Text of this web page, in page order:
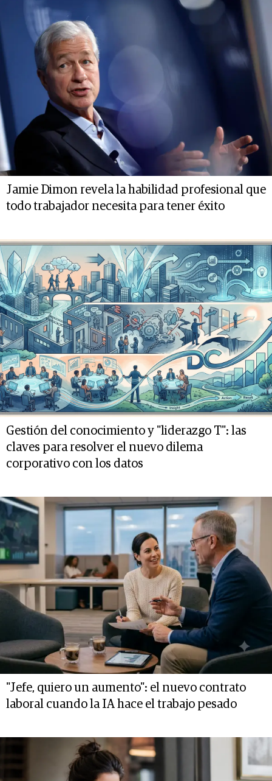
Jamie Dimon revela la habilidad profesional que
todo trabajador necesita para tener éxito
Gestión del conocimiento y "liderazgo T": las
claves para resolver el nuevo dilema
corporativo con los datos
"Jefe, quiero un aumento": el nuevo contrato
laboral cuando la IA hace el trabajo pesado